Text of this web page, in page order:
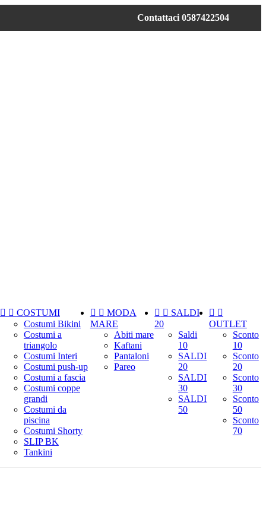
Contattaci 0587422504
  COSTUMI
Costumi Bikini
Costumi a
triangolo
Costumi Interi
Costumi push-up
Costumi a fascia
Costumi coppe
grandi
Costumi da
piscina
Costumi Shorty
SLIP BK
Tankini
  MODA
MARE
Abiti mare
Kaftani
Pantaloni
Pareo
  SALDI
20
Saldi
10
SALDI
20
SALDI
30
SALDI
50
 
OUTLET
Sconto
10
Sconto
20
Sconto
30
Sconto
50
Sconto
70